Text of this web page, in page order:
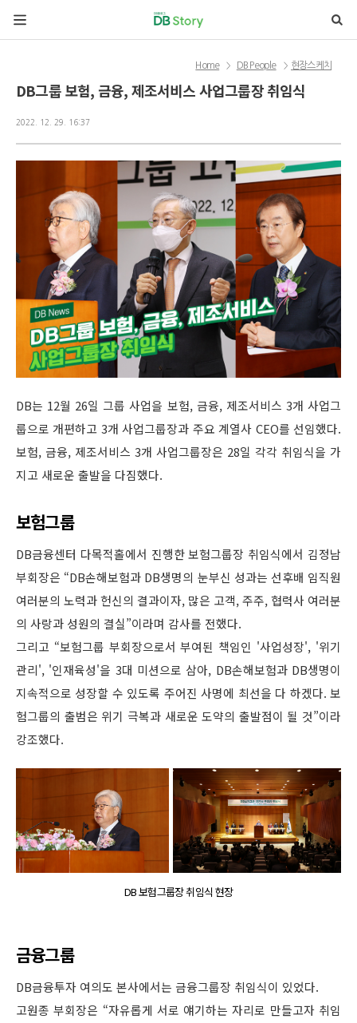
Home > DB People > 현장스케치
DB그룹 보험, 금융, 제조서비스 사업그룹장 취임식
2022. 12. 29. 16:37
DB는 12월 26일 그룹 사업을 보험, 금융, 제조서비스 3개 사업그
룹으로 개편하고 3개 사업그룹장과 주요 계열사 CEO를 선임했다.
보험, 금융, 제조서비스 3개 사업그룹장은 28일 각각 취임식을 가
지고 새로운 출발을 다짐했다.
보험그룹
DB금융센터 다목적홀에서 진행한 보험그룹장 취임식에서 김정남
부회장은 “DB손해보험과 DB생명의 눈부신 성과는 선후배 임직원
여러분의 노력과 헌신의 결과이자, 많은 고객, 주주, 협력사 여러분
의 사랑과 성원의 결실”이라며 감사를 전했다.
그리고 “보험그룹 부회장으로서 부여된 책임인 '사업성장', '위기
관리', '인재육성'을 3대 미션으로 삼아, DB손해보험과 DB생명이
지속적으로 성장할 수 있도록 주어진 사명에 최선을 다 하겠다. 보
험그룹의 출범은 위기 극복과 새로운 도약의 출발점이 될 것”이라
강조했다.
DB 보험그룹장 취임식 현장
금융그룹
DB금융투자 여의도 본사에서는 금융그룹장 취임식이 있었다.
고원종 부회장은 “자유롭게 서로 얘기하는 자리로 만들고자 취임